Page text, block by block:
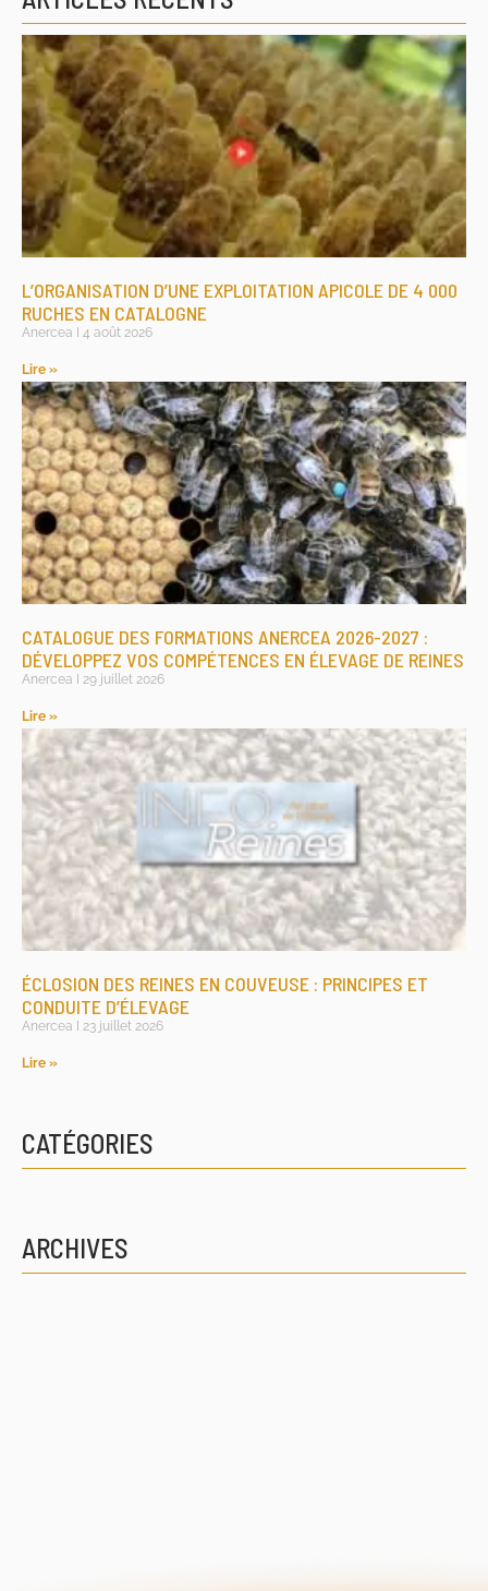
L’ORGANISATION D’UNE EXPLOITATION APICOLE DE 4 000
RUCHES EN CATALOGNE
Anercea 4 août 2026
Lire »
CATALOGUE DES FORMATIONS ANERCEA 2026-2027 :
DÉVELOPPEZ VOS COMPÉTENCES EN ÉLEVAGE DE REINES
Anercea 29 juillet 2026
Lire »
ÉCLOSION DES REINES EN COUVEUSE : PRINCIPES ET
CONDUITE D’ÉLEVAGE
Anercea 23 juillet 2026
Lire »
CATÉGORIES
ARCHIVES